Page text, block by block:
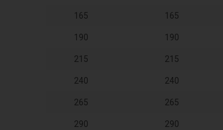
165 165
190 190
215 215
240 240
265 265
290 290